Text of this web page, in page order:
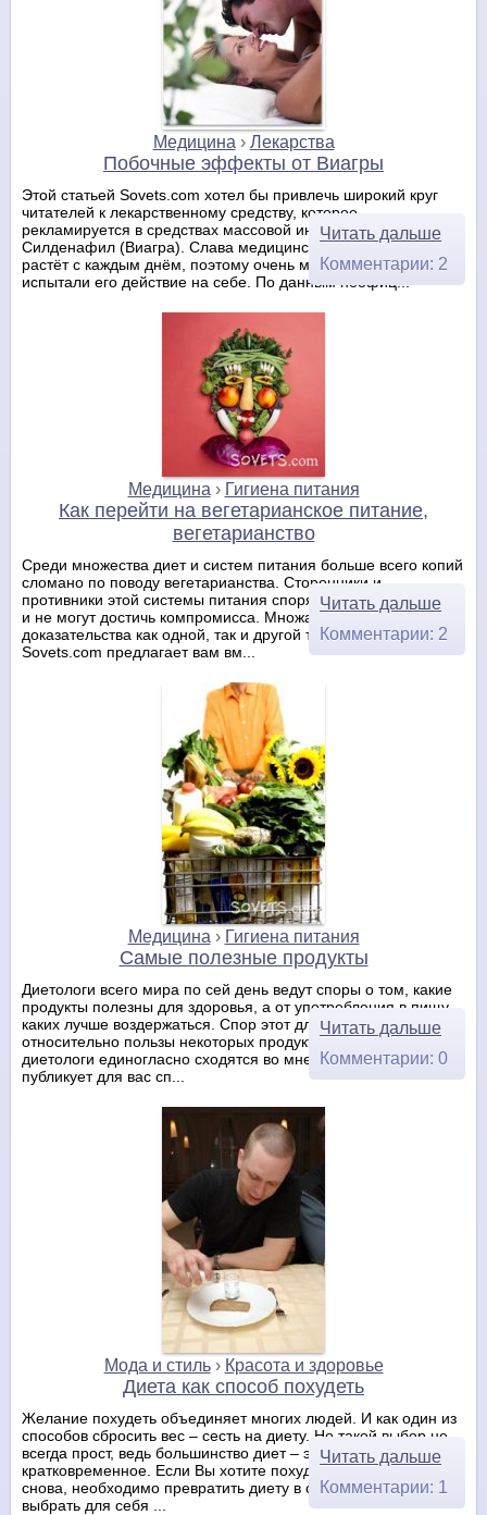
Медицина › Лекарства
Побочные эффекты от Виагры
Этой статьей Sovets.com хотел бы привлечь широкий круг
читателей к лекарственному средству, которое
рекламируется в средствах массовой информации -
Силденафил (Виагра). Слава медицинского препарата
растёт с каждым днём, поэтому очень многие мужчины уже
испытали его действие на себе. По данным неофиц...
Читать дальше
Комментарии: 2
Медицина › Гигиена питания
Как перейти на вегетарианское питание,
вегетарианство
Среди множества диет и систем питания больше всего копий
сломано по поводу вегетарианства. Сторонники и
противники этой системы питания спорят уже множество лет
и не могут достичь компромисса. Множатся исследования и
доказательства как одной, так и другой точки зрения, и
Sovets.com предлагает вам вм...
Читать дальше
Комментарии: 2
Медицина › Гигиена питания
Самые полезные продукты
Диетологи всего мира по сей день ведут споры о том, какие
продукты полезны для здоровья, а от употребления в пищу
каких лучше воздержаться. Спор этот длиной в сотни лет, но
относительно пользы некоторых продуктов все врачи и
диетологи единогласно сходятся во мнении. Sovets.com
публикует для вас сп...
Читать дальше
Комментарии: 0
Мода и стиль› Красота и здоровье
Диета как способ похудеть
Желание похудеть объединяет многих людей. И как один из
способов сбросить вес – сесть на диету. Но такой выбор не
всегда прост, ведь большинство диет – это не что-то
кратковременное. Если Вы хотите похудеть, и не набрать вес
снова, необходимо превратить диету в образ жизни. Т.е.
выбрать для себя ...
Читать дальше
Комментарии: 1